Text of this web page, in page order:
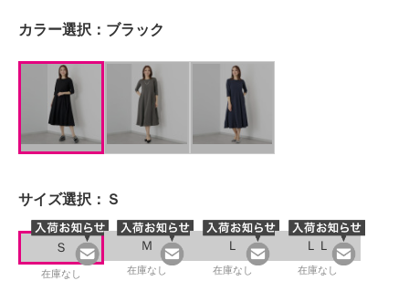
カラー選択： ブラック
サイズ選択： Ｓ
Ｓ
在庫なし
Ｍ
在庫なし
Ｌ
在庫なし
ＬＬ
在庫なし